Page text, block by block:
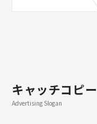
キャッチコピー
Advertising Slogan